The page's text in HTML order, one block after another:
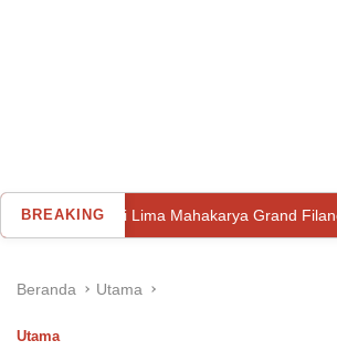
BREAKING
Ini Lima Mahakarya Grand Filano Hybrid
Beranda Utama
Utama